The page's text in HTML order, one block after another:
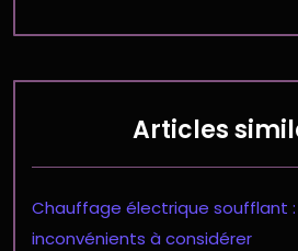
Articles
Chauffage électrique soufflant
inconvénients à considérer